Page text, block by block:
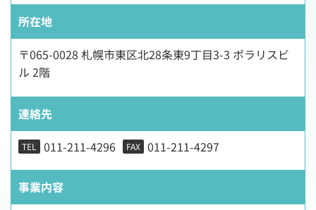
所在地
〒065-0028 札幌市東区北28条東9丁目3-3 ポラリスビ
ル 2階
連絡先
TEL 011-211-4296 FAX 011-211-4297
事業内容